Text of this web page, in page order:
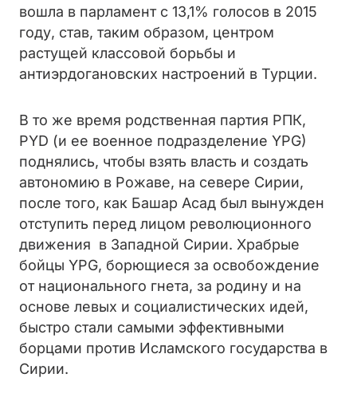
вошла в парламент с 13,1% голосов в 2015
году, став, таким образом, центром
растущей классовой борьбы и
антиэрдогановских настроений в Турции.
В то же время родственная партия РПК,
PYD (и ее военное подразделение YPG)
поднялись, чтобы взять власть и создать
автономию в Рожаве, на севере Сирии,
после того, как Башар Асад был вынужден
отступить перед лицом революционного
движения в Западной Сирии. Храбрые
бойцы YPG, борющиеся за освобождение
от национального гнета, за родину и на
основе левых и социалистических идей,
быстро стали самыми эффективными
борцами против Исламского государства в
Сирии.